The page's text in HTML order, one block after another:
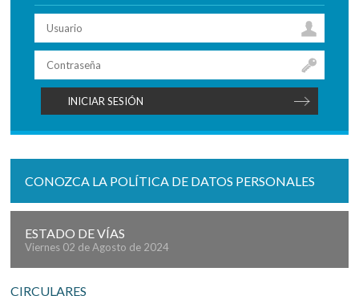
CONOZCA LA POLÍTICA DE DATOS PERSONALES
ESTADO DE VÍAS
Viernes 02 de Agosto de 2024
CIRCULARES